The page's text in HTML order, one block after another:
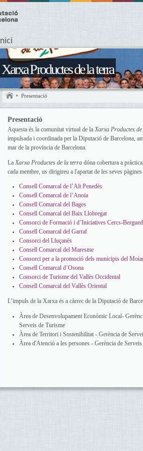
Inici
Xarxa Productes de la terra
Presentació
Presentació
Aquesta és la comunitat virtual de laXarxa Productes
impulsada i coordinada per la Diputació de Barcelona,
mar de la província de Barcelona.
LaXarxa Productes de la terra dóna cobertura a
cada membre, us dirigireu a l'apartat de les seves
Consell Comarcal de l’Alt Penedès
Consell Comarcal de l’Anoia
Consell Comarcal del Bages
Consell Comarcal del Baix Llobregat
Consorci de Formació i d’Iniciatives Cercs-
Consell Comarcal del Garraf
Consorci del Lluçanès
Consell Comarcal del Maresme
Consorci per a la promoció dels municipis del
Consell Comarcal d’Osona
Consorci de Turisme del Vallès Occidental
Consell Comarcal del Vallès Oriental
L’impuls de la Xarxa és a càrrec de la Diputació de
Àrea de Desenvolupament Econòmic Local-
Serveis de Turisme
Àrea de Territori i Sostenibilitat - Gerència de
Àrea d'Atenció a les persones - Gerència de